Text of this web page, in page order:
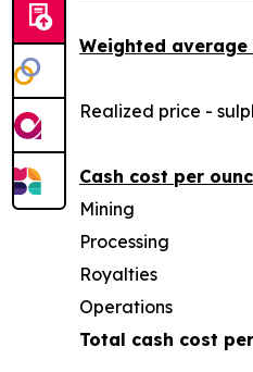
Weighted
Realized price -
Cash cost per
Mining
Processing
Royalties
Operations
Total cash cost